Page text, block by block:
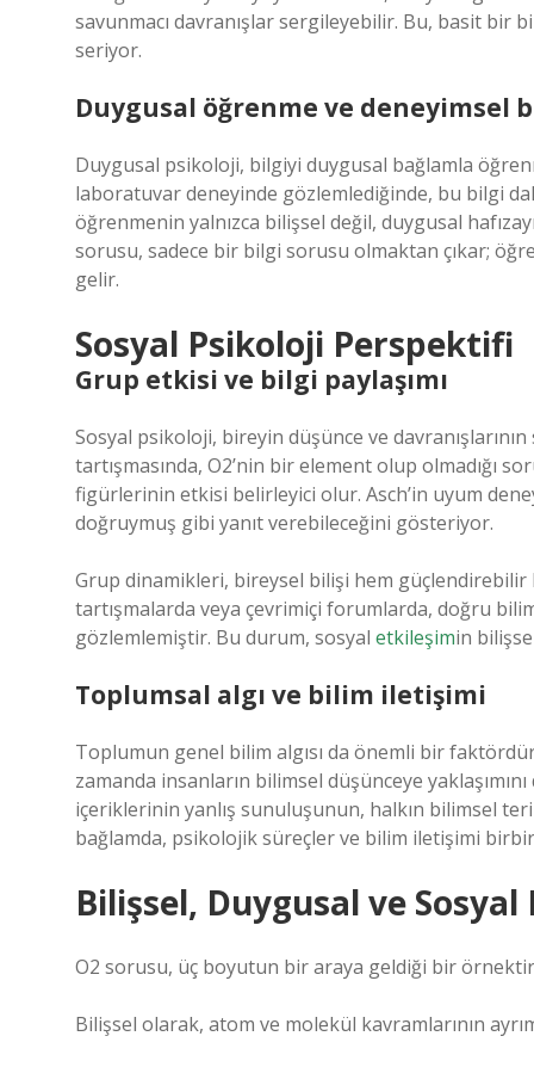
savunmacı davranışlar sergileyebilir. Bu, basit bir
seriyor.
Duygusal öğrenme ve deneyimsel
Duygusal psikoloji, bilgiyi duygusal bağlamla
laboratuvar deneyinde gözlemlediğinde, bu bilgi
öğrenmenin yalnızca bilişsel değil, duygusal
sorusu, sadece bir bilgi sorusu olmaktan çıkar;
gelir.
Sosyal Psikoloji Perspektifi
Grup etkisi ve bilgi paylaşımı
Sosyal psikoloji, bireyin düşünce ve
tartışmasında, O2’nin bir element olup olmadığı
figürlerinin etkisi belirleyici olur. Asch’in uyum
doğruymuş gibi yanıt verebileceğini gösteriyor.
Grup dinamikleri, bireysel bilişi hem güçlendirebilir
tartışmalarda veya çevrimiçi forumlarda, doğru
gözlemlemiştir. Bu durum, sosyal etkileşimin
Toplumsal algı ve bilim iletişimi
Toplumun genel bilim algısı da önemli bir
zamanda insanların bilimsel düşünceye
içeriklerinin yanlış sunuluşunun, halkın bilimsel
bağlamda, psikolojik süreçler ve bilim iletişimi
Bilişsel, Duygusal ve
O2 sorusu, üç boyutun bir araya geldiği bir
Bilişsel olarak, atom ve molekül kavramlarının